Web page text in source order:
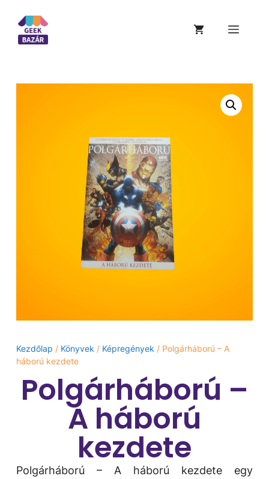
Kezdőlap / Könyvek / Képregények / Polgárháború – A
háború kezdete
Polgárháború –
A háború
kezdete
Polgárháború – A háború kezdete egy